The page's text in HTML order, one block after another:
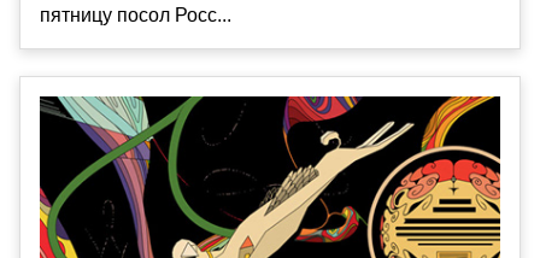
пятницу посол Росс...